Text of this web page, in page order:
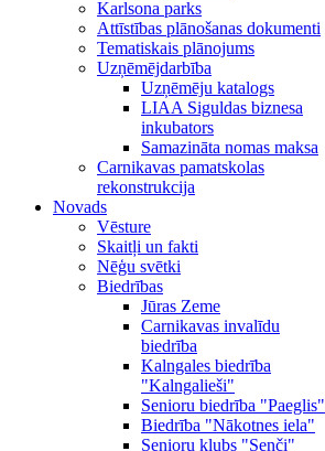
Karlsona parks
Attīstības plānošanas dokumenti
Tematiskais plānojums
Uzņēmējdarbība
Uzņēmēju katalogs
LIAA Siguldas biznesa
inkubators
Samazināta nomas maksa
Carnikavas pamatskolas
rekonstrukcija
Novads
Vēsture
Skaitļi un fakti
Nēģu svētki
Biedrības
Jūras Zeme
Carnikavas invalīdu
biedrība
Kalngales biedrība
"Kalngalieši"
Senioru biedrība "Paeglis"
Biedrība "Nākotnes iela"
Senioru klubs "Senči"